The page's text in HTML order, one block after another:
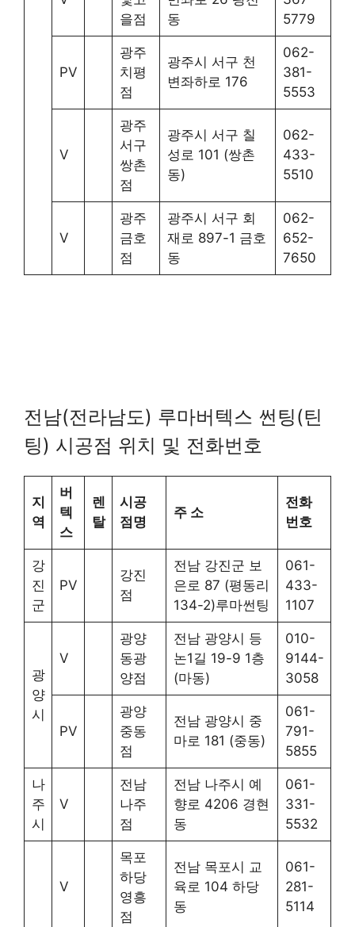
을점
동
5779
PV
광주
치평
점
광주시 서구 천
변좌하로 176
062-
381-
5553
V
광주
서구
쌍촌
점
광주시 서구 칠
성로 101 (쌍촌
동)
062-
433-
5510
V
광주
금호
점
광주시 서구 회
재로 897-1 금호
동
062-
652-
7650
전남(전라남도) 루마버텍스 썬팅(틴
팅) 시공점 위치 및 전화번호
지
역
버
텍
스
렌
탈
시공
점명
주 소
전화
번호
강
진
군
PV
강진
점
전남 강진군 보
은로 87 (평동리
134-2)루마썬팅
061-
433-
1107
광
양
시
V
광양
동광
양점
전남 광양시 등
논1길 19-9 1층
(마동)
010-
9144-
3058
PV
광양
중동
점
전남 광양시 중
마로 181 (중동)
061-
791-
5855
나
주
시
V
전남
나주
점
전남 나주시 예
향로 4206 경현
동
061-
331-
5532
V
목포
하당
영흥
점
전남 목포시 교
육로 104 하당
동
061-
281-
5114